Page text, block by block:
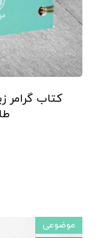
کتاب گرامر
موضوعی